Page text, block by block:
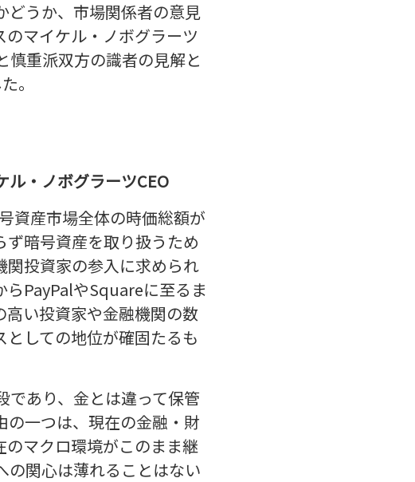
どうか、市場関係者の意見
マイケル・ノボグラーツ
慎重派双方の識者の見解と
。
・ノボグラーツCEO
資産市場全体の時価総額が
暗号資産を取り扱うため
関投資家の参入に求められ
らPayPalやSquareに至るま
い投資家や金融機関の数
しての地位が確固たるも
であり、金とは違って保管
の一つは、現在の金融・財
マクロ環境がこのまま継
の関心は薄れることはない